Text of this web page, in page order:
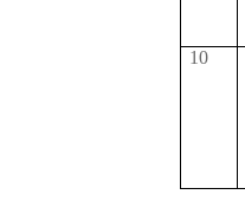
10